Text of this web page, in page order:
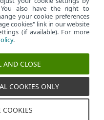
počítači
Spravovať súbory cookie
You also have the right to
your cookie preferences
cookies" link in our website
(if available). For more
.
AND CLOSE
COOKIES ONLY
COOKIES